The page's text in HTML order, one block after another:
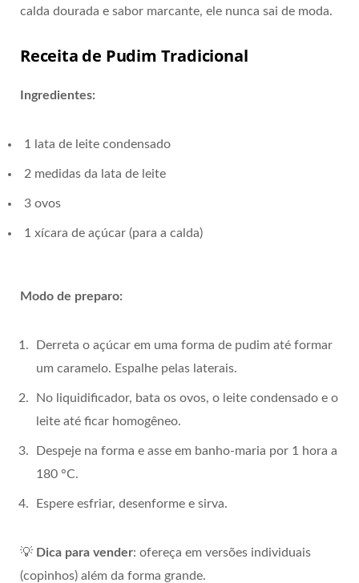
calda dourada e sabor marcante, ele nunca sai de moda.
Receita de Pudim Tradicional
Ingredientes:
1 lata de leite condensado
2 medidas da lata de leite
3 ovos
1 xícara de açúcar (para a calda)
Modo de preparo:
Derreta o açúcar em uma forma de pudim até formar
um caramelo. Espalhe pelas laterais.
No liquidificador, bata os ovos, o leite condensado e o
leite até ficar homogêneo.
Despeje na forma e asse em banho-maria por 1 hora a
180 °C.
Espere esfriar, desenforme e sirva.
💡 Dica para vender: ofereça em versões individuais
(copinhos) além da forma grande.